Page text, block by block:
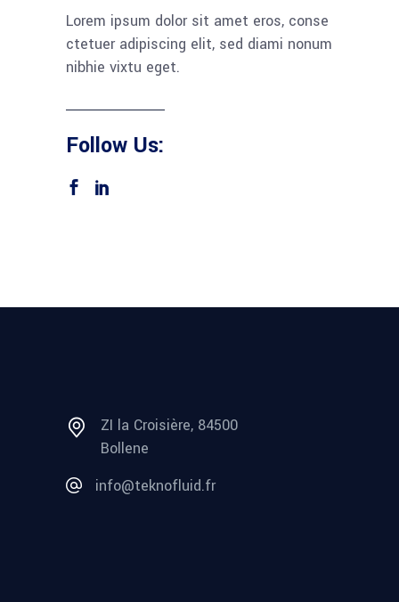
Lorem ipsum dolor sit amet eros, conse
ctetuer adipiscing elit, sed diami nonum
nibhie vixtu eget.
Follow Us:
ZI la Croisière, 84500
Bollene
info@teknofluid.fr